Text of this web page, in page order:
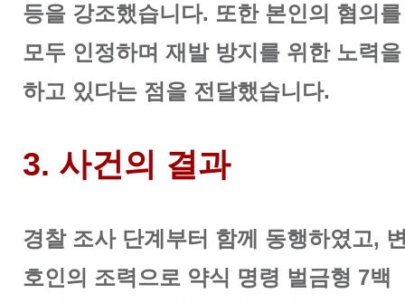
등을 강조했습니다. 또한 본인의 혐의를
모두 인정하며 재발 방지를 위한 노력을
하고 있다는 점을 전달했습니다.
3. 사건의 결과
경찰 조사 단계부터 함께 동행하였고,
호인의 조력으로 약식 명령 벌금형 7백